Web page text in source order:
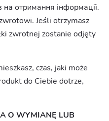
на отримання інформації.
Jeśli otrzymasz
zwrotnej zostanie odjęty
czas, jaki może
do Ciebie dotrze,
O WYMIANĘ LUB